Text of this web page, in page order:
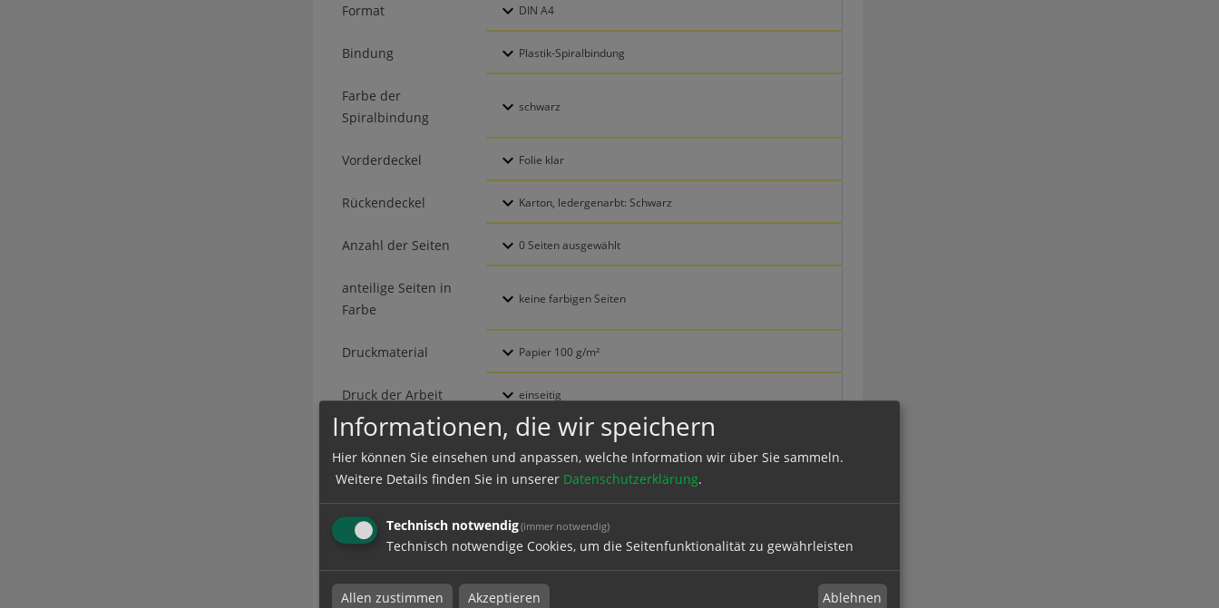
Format
Bindung
Farbe der
Spiralbindung
Vorderdeckel
Rückendeckel
Anzahl der Seiten
anteilige Seiten in
Farbe
Druckmaterial
Druck der Arbeit
CD/DVD-Tasche
Druckdaten überprüfen
Informationen, die wir speichern
Hier können Sie einsehen und anpassen, welche Information wir über Sie sammeln.
Weitere Details finden Sie in unserer Datenschutzerklärung.
Technisch notwendig(immer notwendig)
Technisch notwendige Cookies, um die Seitenfunktionalität zu gewährleisten
Allen zustimmen Akzeptieren Ablehnen